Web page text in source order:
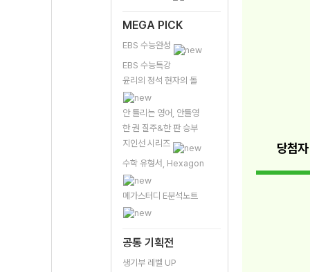
MEGA PICK
EBS 수능완성
EBS 수능특강
윤리의 정석 현자의 돌
안 틀리는 영어, 안틀영
한 권 질주&한 판 승부
지인선 시리즈
수학 유형서, Hexagon
메가스터디 E분석노트
공통 기획전
생기부 레벨 UP
당첨